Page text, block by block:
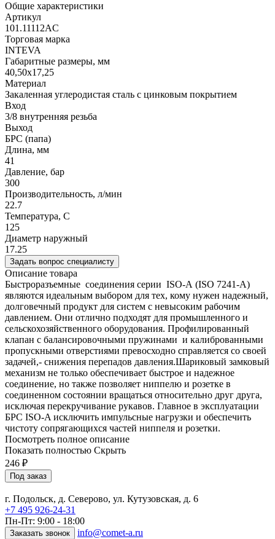
Общие характеристики
Артикул
101.11112AC
Торговая марка
INTEVA
Габаритные размеры, мм
40,50x17,25
Материал
Закаленная углеродистая сталь с цинковым покрытием
Вход
3/8 внутренняя резьба
Выход
БРС (папа)
Длина, мм
41
Давление, бар
300
Производительность, л/мин
22.7
Температура, C
125
Диаметр наружный
17.25
Задать вопрос специалисту
Описание товара
Быстроразъемные соединения серии ISO-А (ISO 7241-A)
являются идеальным выбором для тех, кому нужен надежный,
долговечный продукт для систем с невысоким рабочим
давлением. Они отлично подходят для промышленного и
сельскохозяйственного оборудования. Профилированный
клапан с балансировочными пружинами и калиброванными
пропускными отверстиями превосходно справляется со своей
задачей,- снижения перепадов давления.Шариковый замковый
механизм не только обеспечивает быстрое и надежное
соединение, но также позволяет ниппелю и розетке в
соединенном состоянии вращаться относительно друг друга,
исключая перекручивание рукавов. Главное в эксплуатации
БРС ISO-A исключить импульсные нагрузки и обеспечить
чистоту сопрягающихся частей ниппеля и розетки.
Посмотреть полное описание
Показать полностью Скрыть
246 ₽
Под заказ
г. Подольск, д. Северово, ул. Кутузовская, д. 6
+7 495 926-24-31
Пн-Пт: 9:00 - 18:00
Заказать звонок info@comet-a.ru